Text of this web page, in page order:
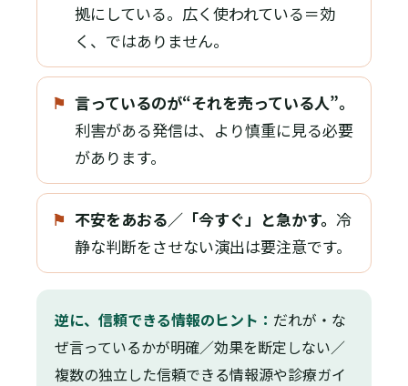
拠にしている。広く使われている＝効
く、ではありません。
⚑ 言っているのが“それを売っている人”。
利害がある発信は、より慎重に見る必要
があります。
⚑ 不安をあおる／「今すぐ」と急かす。 冷
静な判断をさせない演出は要注意です。
逆に、信頼できる情報のヒント： だれが・な
ぜ言っているかが明確／効果を断定しない／
複数の独立した信頼できる情報源や診療ガイ